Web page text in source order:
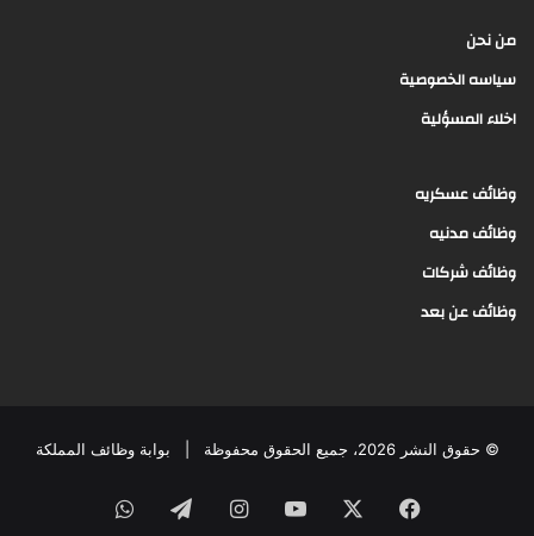
من نحن
سياسه الخصوصية
اخلاء المسؤلية
وظائف عسكريه
وظائف مدنيه
وظائف شركات
وظائف عن بعد
© حقوق النشر 2026، جميع الحقوق محفوظة | بوابة وظائف المملكة
فيسبوك ‫YouTubeانستقرامتيلقرامواتساب